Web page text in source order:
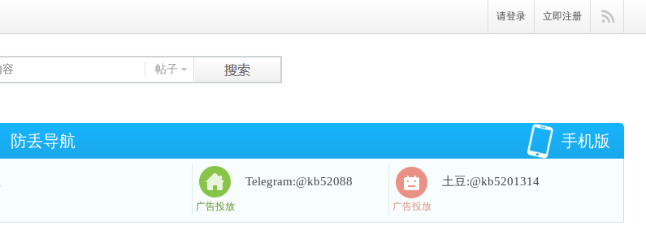
请登录 立即注册
帖子
手机版
防丢导航
土豆:@kb5201314
广告投放
Telegram:@kb52088
广告投放